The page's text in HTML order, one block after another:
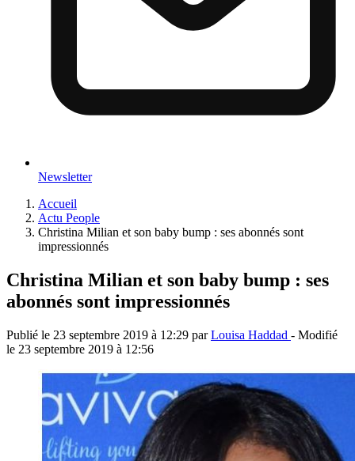
Newsletter
Accueil
Actu People
Christina Milian et son baby bump : ses abonnés sont
impressionnés
Christina Milian et son baby bump : ses
abonnés sont impressionnés
Publié le 23 septembre 2019 à 12:29 parLouisa Haddad - Modifié
le 23 septembre 2019 à 12:56